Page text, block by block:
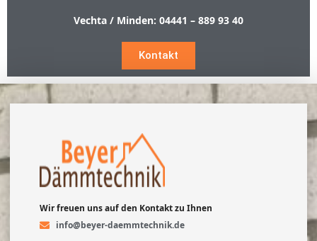
Vechta / Minden: 04441 – 889 93 40
Kontakt
Wir freuen uns auf den Kontakt zu Ihnen
info@beyer-daemmtechnik.de